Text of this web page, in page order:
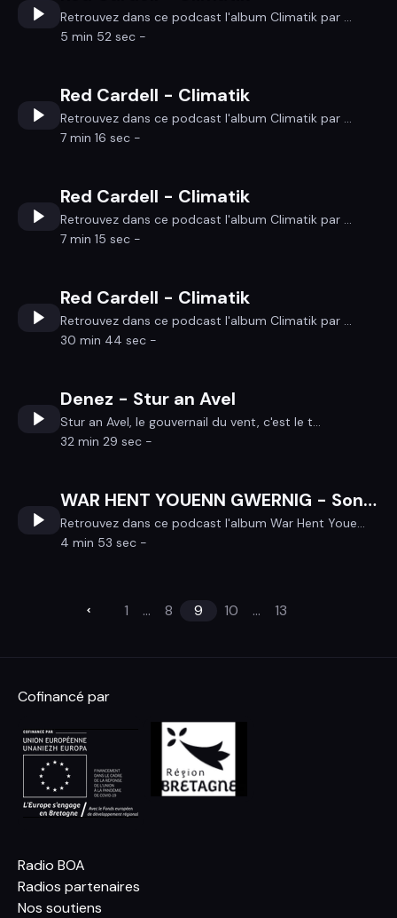
Retrouvez dans ce podcast l'album Climatik par ...
5 min 52 sec -
Red Cardell - Climatik
Retrouvez dans ce podcast l'album Climatik par ...
7 min 16 sec -
Red Cardell - Climatik
Retrouvez dans ce podcast l'album Climatik par ...
7 min 15 sec -
Red Cardell - Climatik
Retrouvez dans ce podcast l'album Climatik par ...
30 min 44 sec -
Denez - Stur an Avel
Stur an Avel, le gouvernail du vent, c'est le t...
32 min 29 sec -
WAR HENT YOUENN GWERNIG - Sonerezh diwar pezh-c'hoari Strollad Ar Vro Bagan
Retrouvez dans ce podcast l'album War Hent Youe...
4 min 53 sec -
1 ... 8 9 10 ... 13
Cofinancé par
Radio BOA
Radios partenaires
Nos soutiens